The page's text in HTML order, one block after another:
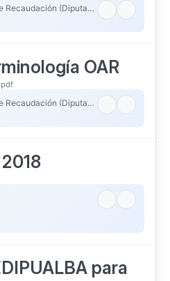
Organismo Autónomo de Recaudación (Diputacion de Badajoz)
OAR
Organismo Autónomo de Recaudación (Diputacion de Badajoz)
para